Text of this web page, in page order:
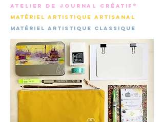
Atelier de Journal Créatif®
Matériel artistique artisanal
matériel artistique classique